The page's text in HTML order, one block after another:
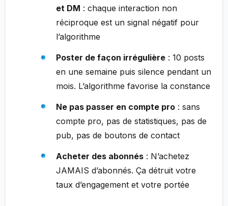
et DM : chaque interaction non
réciproque est un signal négatif pour
l’algorithme
Poster de façon irrégulière: 10 posts
en une semaine puis silence pendant un
mois. L’algorithme favorise la constance
Ne pas passer en compte pro: sans
compte pro, pas de statistiques, pas de
pub, pas de boutons de contact
Acheter des abonnés: N’achetez
JAMAIS d’abonnés. Ça détruit votre
taux d’engagement et votre portée